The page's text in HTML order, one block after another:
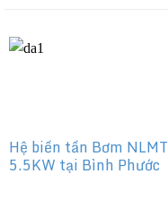
Hệ biến tần Bơm NLMT
5.5KW tại Bình Phước